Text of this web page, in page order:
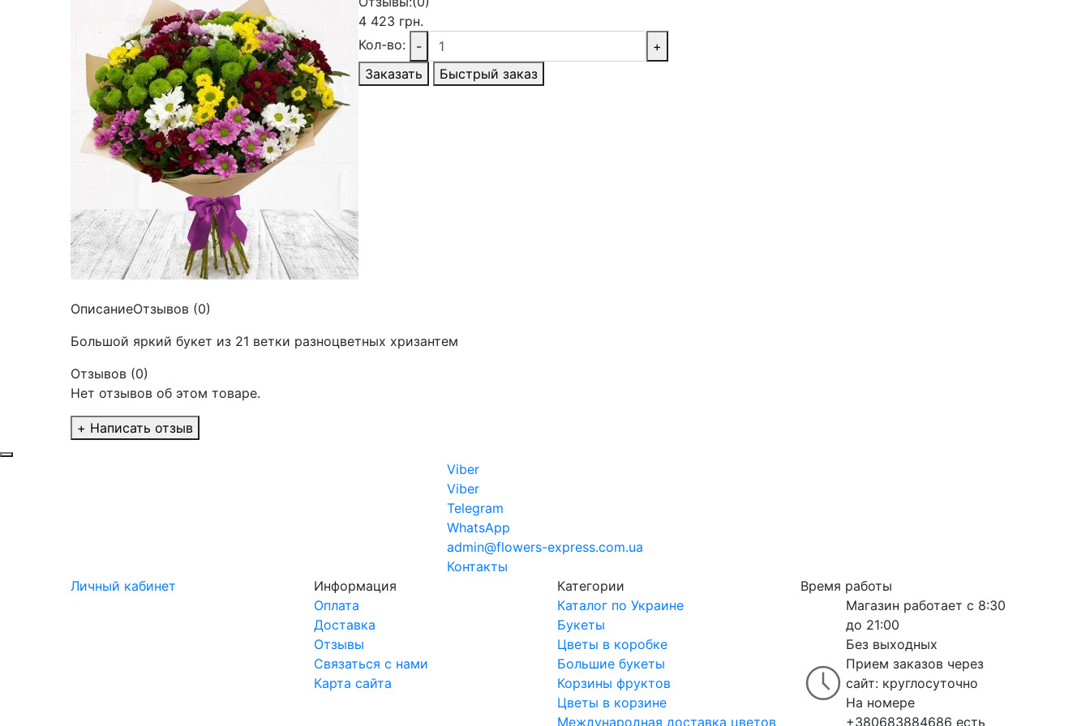
4 423 грн.
Кол-во:
-
+
Заказать
Быстрый заказ
ОписаниеОтзывов (0)
Большой яркий букет из 21 ветки разноцветных хризантем
Отзывов (0)
Нет отзывов об этом товаре.
+ Написать отзыв
Viber
Viber
Telegram
WhatsApp
admin@flowers-express.com.ua
Контакты
Личный кабинет
Информация
Оплата
Доставка
Отзывы
Связаться с нами
Карта сайта
Категории
Каталог по Украине
Букеты
Цветы в коробке
Большие букеты
Корзины фруктов
Цветы в корзине
Международная доставка цветов
Время работы
Магазин работает с 8:30
до 21:00
Без выходных
Прием заказов через
сайт: круглосуточно
На номере
+380683884686 есть